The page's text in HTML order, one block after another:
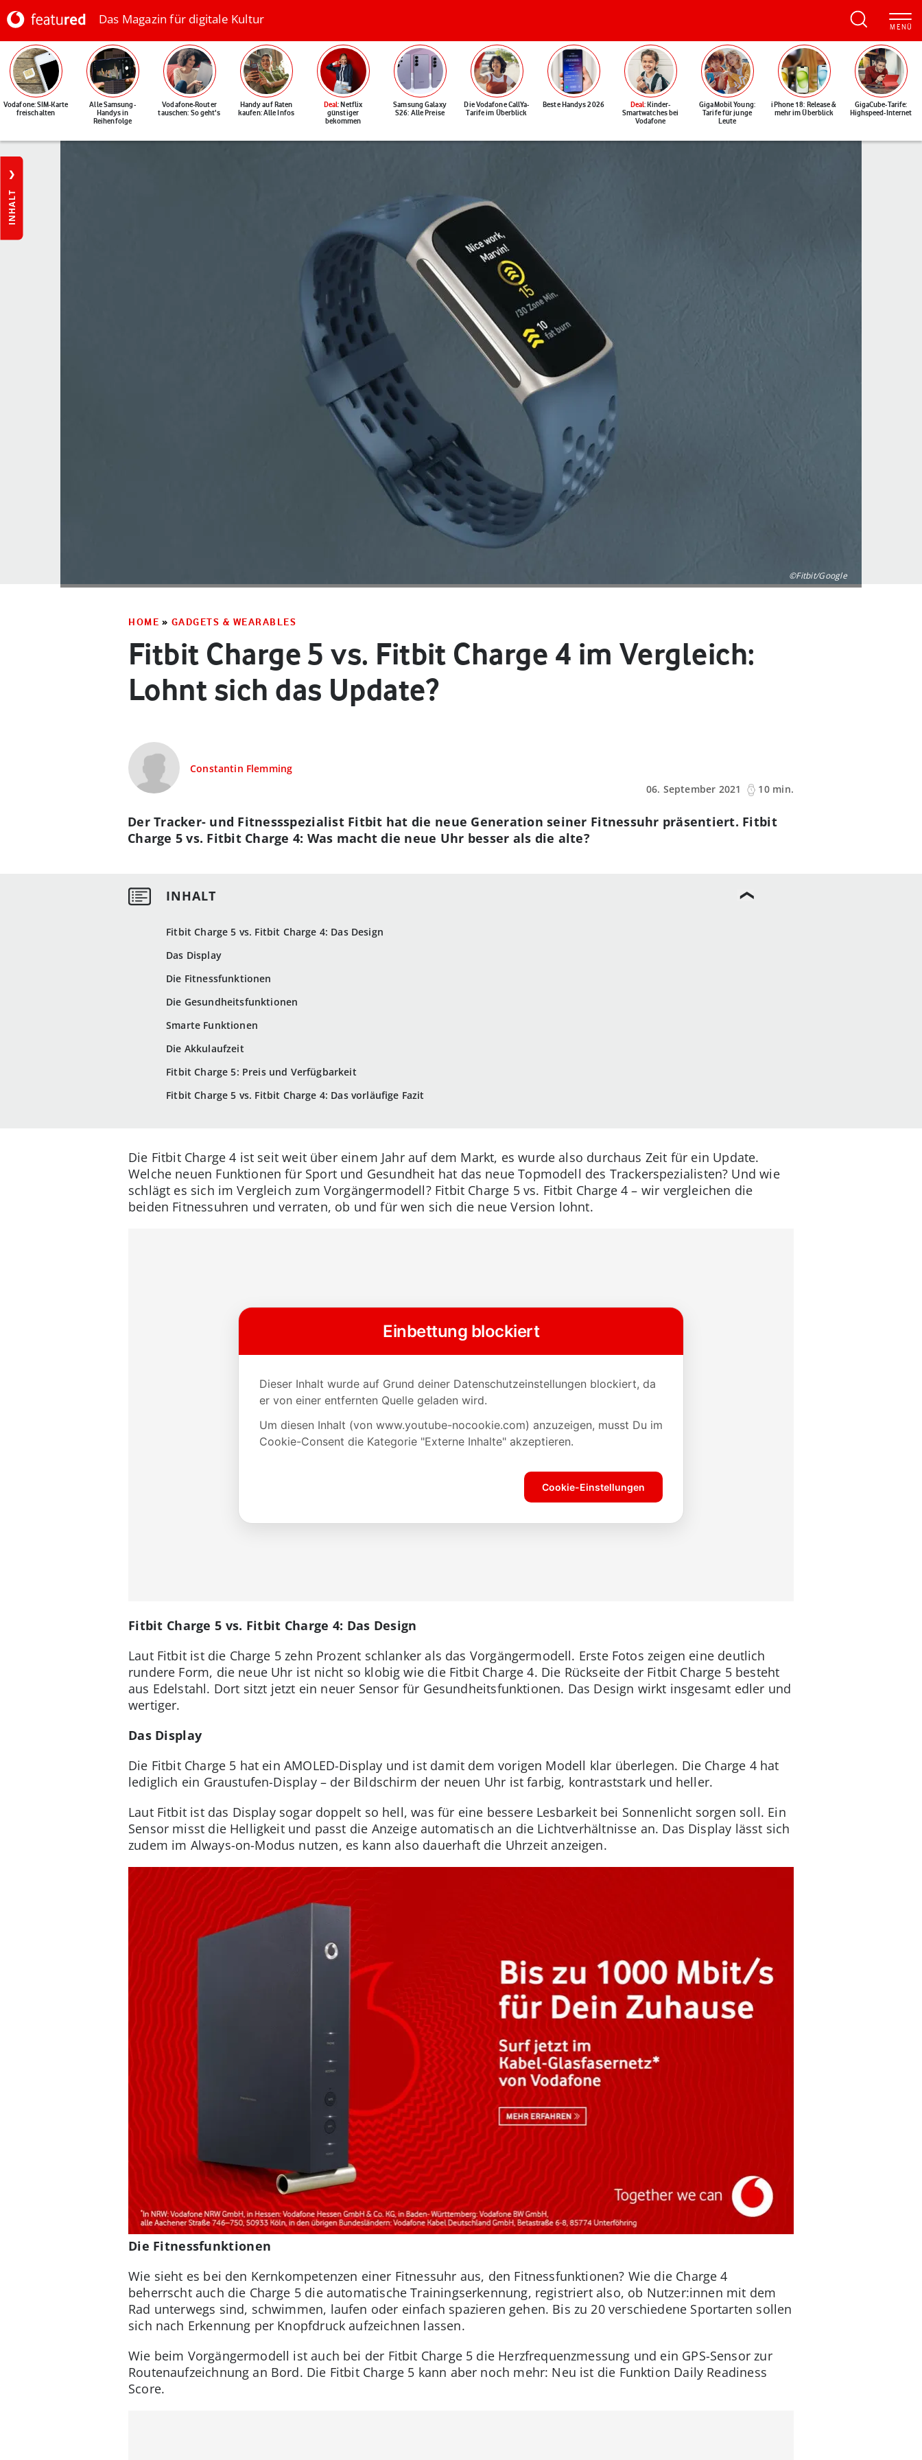
Das Magazin für digitale Kultur
Vodafone: SIM-Karte
freischalten
Alle Samsung-
Handys in
Reihenfolge
Vodafone-Router
tauschen: So geht's
Handy auf Raten
kaufen: Alle Infos
Deal: Netflix
günstiger
bekommen
Samsung Galaxy
S26: Alle Preise
Die Vodafone CallYa-
Tarife im Überblick
Beste Handys 2026 Deal: Kinder-
Smartwatches bei
Vodafone
GigaMobil Young:
Tarife für junge
Leute
iPhone 18: Release &
mehr im Überblick
GigaCube-Tarife:
Highspeed-Internet
INHALT
©Fitbit/Google
HOME » GADGETS & WEARABLES
Fitbit Charge 5 vs. Fitbit Charge 4 im Vergleich:
Lohnt sich das Update?
Constantin Flemming
06. September 2021
10 min.
Fitbit Charge 5 vs. Fitbit Charge 4: Das Design
Das Display
Die Fitnessfunktionen
Die Gesundheitsfunktionen
Smarte Funktionen
Die Akkulaufzeit
Fitbit Charge 5: Preis und Verfügbarkeit
Fitbit Charge 5 vs. Fitbit Charge 4: Das vorläufige Fazit
Der Tracker- und Fitnessspezialist Fitbit hat die neue Generation seiner Fitnessuhr präsentiert. Fitbit
Charge 5 vs. Fitbit Charge 4: Was macht die neue Uhr besser als die alte?
Die Fitbit Charge 4 ist seit weit über einem Jahr auf dem Markt, es wurde also durchaus Zeit für ein Update.
Welche neuen Funktionen für Sport und Gesundheit hat das neue Topmodell des Trackerspezialisten? Und wie
schlägt es sich im Vergleich zum Vorgängermodell? Fitbit Charge 5 vs. Fitbit Charge 4 – wir vergleichen die
beiden Fitnessuhren und verraten, ob und für wen sich die neue Version lohnt.
Fitbit Charge 5 vs. Fitbit Charge 4: Das Design
Laut Fitbit ist die Charge 5 zehn Prozent schlanker als das Vorgängermodell. Erste Fotos zeigen eine deutlich
rundere Form, die neue Uhr ist nicht so klobig wie die Fitbit Charge 4. Die Rückseite der Fitbit Charge 5 besteht
aus Edelstahl. Dort sitzt jetzt ein neuer Sensor für Gesundheitsfunktionen. Das Design wirkt insgesamt edler und
wertiger.
Das Display
Die Fitbit Charge 5 hat ein AMOLED-Display und ist damit dem vorigen Modell klar überlegen. Die Charge 4 hat
lediglich ein Graustufen-Display – der Bildschirm der neuen Uhr ist farbig, kontraststark und heller.
Laut Fitbit ist das Display sogar doppelt so hell, was für eine bessere Lesbarkeit bei Sonnenlicht sorgen soll. Ein
Sensor misst die Helligkeit und passt die Anzeige automatisch an die Lichtverhältnisse an. Das Display lässt sich
zudem im Always-on-Modus nutzen, es kann also dauerhaft die Uhrzeit anzeigen.
Die Fitnessfunktionen
Wie sieht es bei den Kernkompetenzen einer Fitnessuhr aus, den Fitnessfunktionen? Wie die Charge 4
beherrscht auch die Charge 5 die automatische Trainingserkennung, registriert also, ob Nutzer:innen mit dem
Rad unterwegs sind, schwimmen, laufen oder einfach spazieren gehen. Bis zu 20 verschiedene Sportarten sollen
sich nach Erkennung per Knopfdruck aufzeichnen lassen.
Wie beim Vorgängermodell ist auch bei der Fitbit Charge 5 die Herzfrequenzmessung und ein GPS-Sensor zur
Routenaufzeichnung an Bord. Die Fitbit Charge 5 kann aber noch mehr: Neu ist die Funktion Daily Readiness
Score.